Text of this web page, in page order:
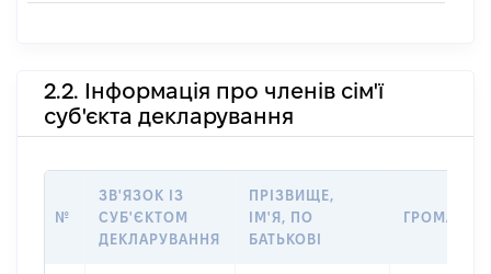
2.2. Інформація про членів сім'ї
суб'єкта декларування
№
ЗВ'ЯЗОК ІЗ
СУБ'ЄКТОМ
ДЕКЛАРУВАННЯ
ПРІЗВИЩЕ,
ІМ'Я, ПО
БАТЬКОВІ